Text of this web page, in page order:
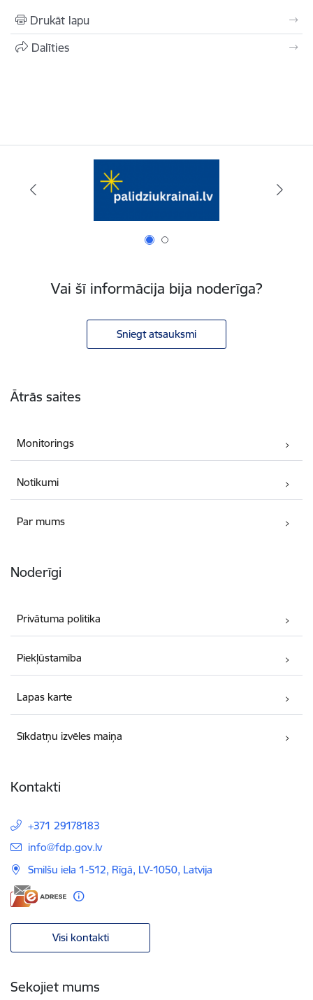
Drukāt lapu
Dalīties
Vai šī informācija bija noderīga?
Sniegt atsauksmi
Ātrās saites
Monitorings
Notikumi
Par mums
Noderīgi
Privātuma politika
Piekļūstamība
Lapas karte
Sīkdatņu izvēles maiņa
Kontakti
+371 29178183
E-pasts:
info@fdp.gov.lv
Smilšu iela 1-512, Rīgā, LV-1050, Latvija
Visi kontakti
Sekojiet mums